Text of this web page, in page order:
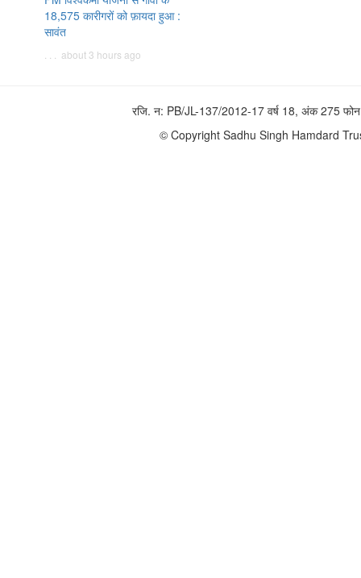
18,575 कारीगरों को फ़ायदा हुआ :
सावंत
. . . about 3 hours ago
रजि. न: PB/JL-137/2012-17 वर्ष 18, अंक 275
© Copyright Sadhu Singh Hamdard